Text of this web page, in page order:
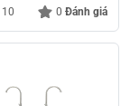
10 0 Đánh giá